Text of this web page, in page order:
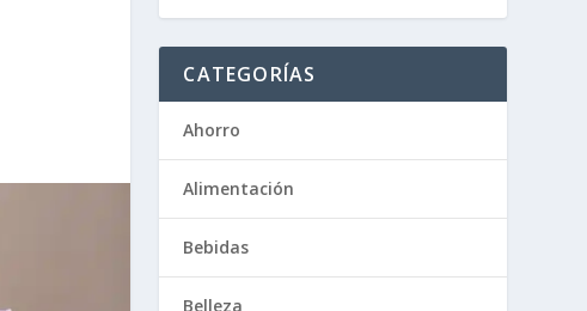
CATEGORÍAS
Ahorro
Alimentación
Bebidas
Belleza